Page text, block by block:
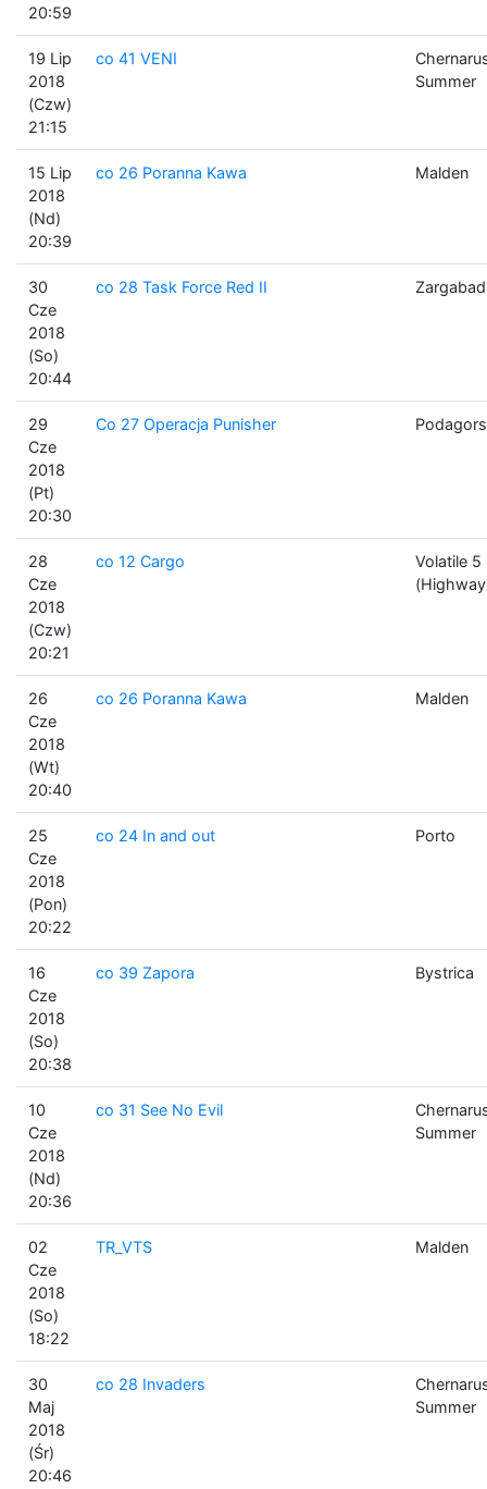
20:59
19 Lip
2018
(Czw)
21:15
co 41 VENI
Summer
15 Lip
2018
(Nd)
20:39
co 26 Poranna Kawa Malden
30
Cze
2018
(So)
20:44
co 28 Task Force Red II Zargabad
29
Cze
2018
(Pt)
20:30
Co 27 Operacja Punisher
28
Cze
2018
(Czw)
20:21
co 12 Cargo
Volatile 5
26
Cze
2018
(Wt)
20:40
co 26 Poranna Kawa Malden
25
Cze
2018
(Pon)
20:22
co 24 In and out Porto
16
Cze
2018
(So)
20:38
co 39 Zapora Bystrica
10
Cze
2018
(Nd)
20:36
co 31 See No Evil
Summer
02
Cze
2018
(So)
18:22
TR_VTS Malden
30
Maj
2018
(Śr)
20:46
co 28 Invaders
Summer